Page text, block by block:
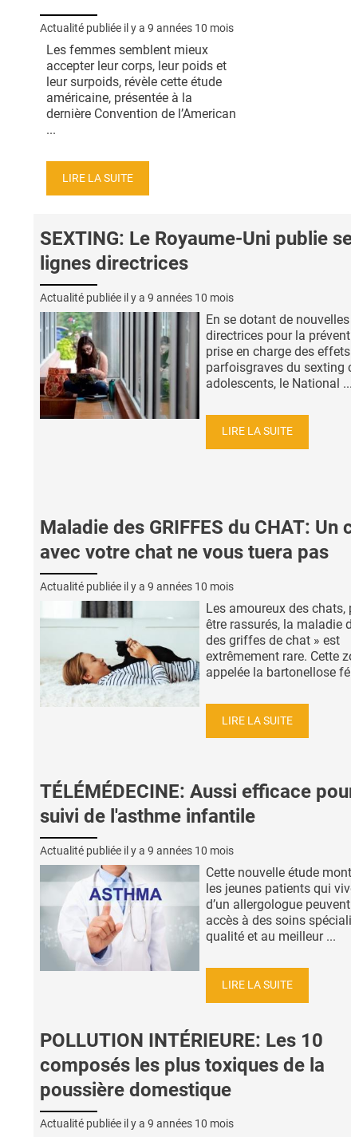
Actualité publiée il y a 9 années 10 mois
Les femmes semblent mieux
accepter leur corps, leur poids et
leur surpoids, révèle cette étude
américaine, présentée à la
dernière Convention de l’American
...
LIRE LA SUITE
SEXTING: Le Royaume-Uni publie
lignes directrices
Actualité publiée il y a 9 années 10 mois
En se dotant de
directrices pour la
prise en charge des effets
parfoisgraves du sexting
adolescents, le National ...
LIRE LA SUITE
Maladie des GRIFFES du CHAT: Un
avec votre chat ne vous tuera pas
Actualité publiée il y a 9 années 10 mois
Les amoureux des chats,
être rassurés, la maladie
des griffes de chat » est
extrêmement rare. Cette
appelée la bartonellose
LIRE LA SUITE
TÉLÉMÉDECINE: Aussi efficace
suivi de l'asthme infantile
Actualité publiée il y a 9 années 10 mois
Cette nouvelle étude
les jeunes patients qui
d’un allergologue
accès à des soins
qualité et au meilleur ...
LIRE LA SUITE
POLLUTION INTÉRIEURE: Les 10
composés les plus toxiques de la
poussière domestique
Actualité publiée il y a 9 années 10 mois